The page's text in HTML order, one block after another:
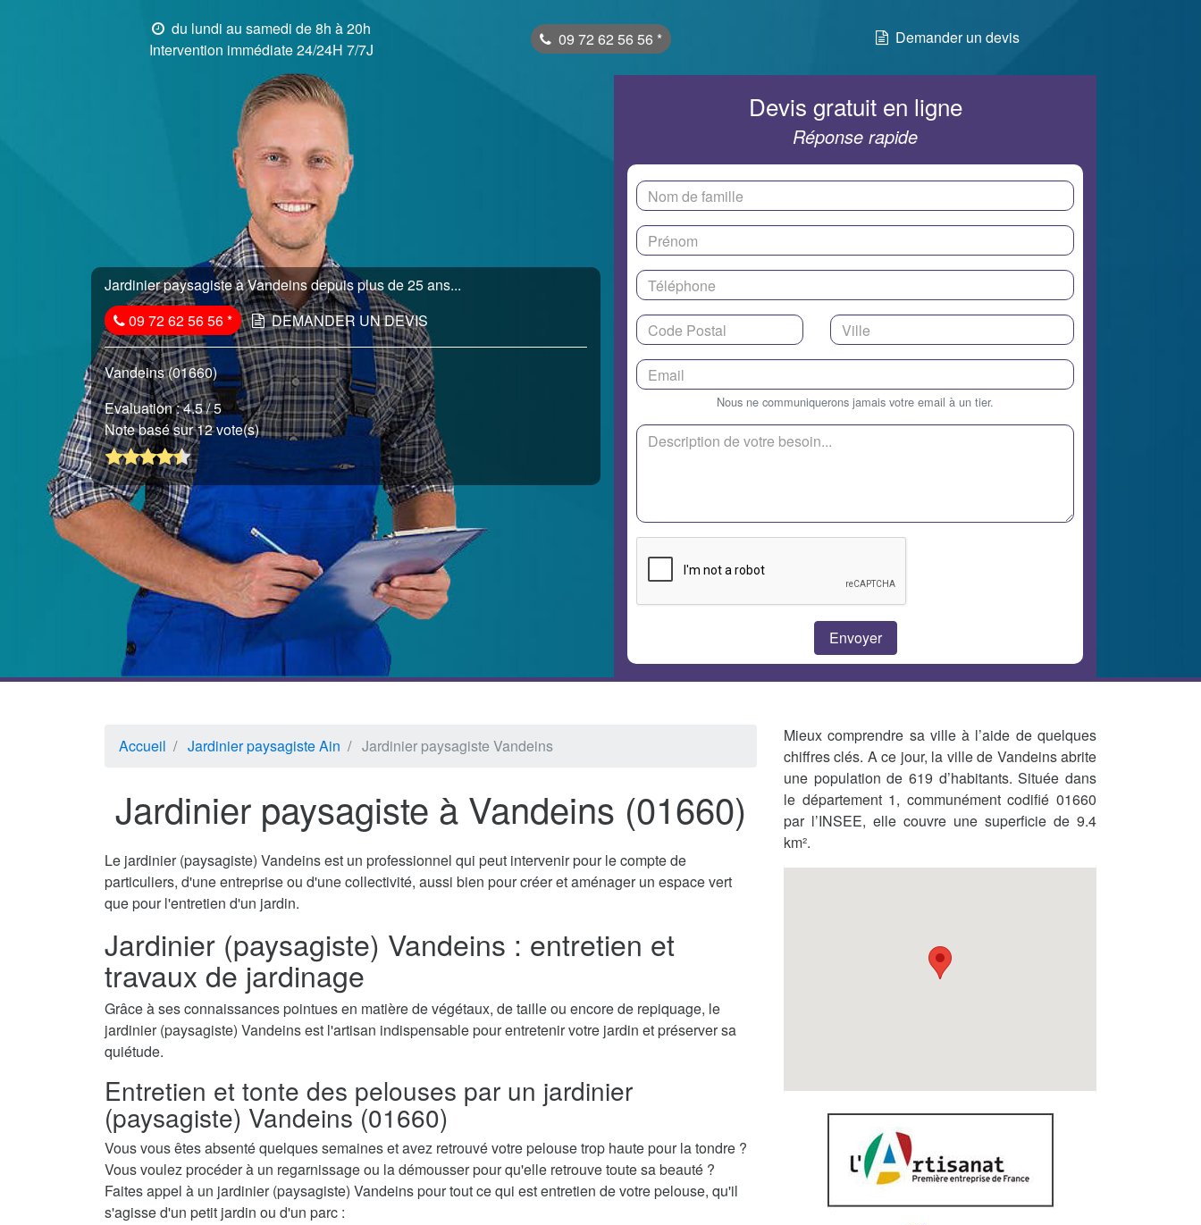
du lundi au samedi de 8h à 20h
Intervention immédiate 24/24H 7/7J
09 72 62 56 56 * Demander un devis
Jardinier paysagiste à Vandeins depuis plus de 25 ans...
09 72 62 56 56* DEMANDER UN DEVIS
Vandeins (01660)
Evaluation :4.5/ 5
Note basé sur 12 vote(s)
Devis gratuit en ligne
Réponse rapide
Nous ne communiquerons jamais votre email à un tier.
Accueil Jardinier paysagiste Ain Jardinier paysagiste Vandeins
Jardinier paysagiste à Vandeins (01660)
Le jardinier (paysagiste) Vandeins est un professionnel qui peut intervenir pour le compte de
particuliers, d'une entreprise ou d'une collectivité, aussi bien pour créer et aménager un espace vert
que pour l'entretien d'un jardin.
Jardinier (paysagiste) Vandeins : entretien et
travaux de jardinage
Grâce à ses connaissances pointues en matière de végétaux, de taille ou encore de repiquage, le
jardinier (paysagiste) Vandeins est l'artisan indispensable pour entretenir votre jardin et préserver sa
quiétude.
Entretien et tonte des pelouses par un jardinier
(paysagiste) Vandeins (01660)
Vous vous êtes absenté quelques semaines et avez retrouvé votre pelouse trop haute pour la tondre ?
Vous voulez procéder à un regarnissage ou la démousser pour qu'elle retrouve toute sa beauté ?
Faites appel à un jardinier (paysagiste) Vandeins pour tout ce qui est entretien de votre pelouse, qu'il
s'agisse d'un petit jardin ou d'un parc :
Mieux comprendre sa ville à l’aide de quelques
chiffres clés. A ce jour, la ville de Vandeins abrite
une population de 619 d’habitants. Située dans
le département 1, communément codifié 01660
par l’INSEE, elle couvre une superficie de 9.4
km².